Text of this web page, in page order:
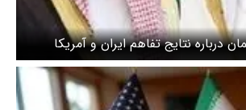
درباره نتایج تفاهم ایران و آمریکا